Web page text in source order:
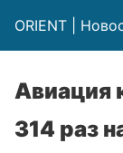
ORIENT |
Авиация
314 раз